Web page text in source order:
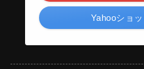
Yahooショ